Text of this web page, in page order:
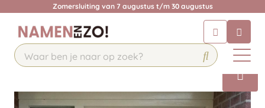
Zomersluiting van 7 augustus t/m 30 augustus
Chat 24/7 met onze chatbot voor
hulp
Contact